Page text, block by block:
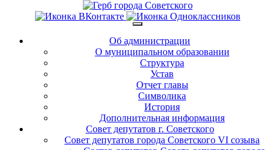
Об администрации
О муниципальном образовании
Структура
Устав
Отчет главы
Символика
История
Дополнительная информация
Совет депутатов г. Советского
Совет депутатов города Советского VI созыва